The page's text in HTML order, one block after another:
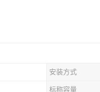
安装方式
标称容量